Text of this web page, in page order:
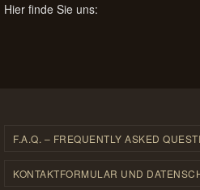
Hier finde Sie uns:
F.A.Q. – FREQUENTLY ASKED
KONTAKTFORMULAR UND